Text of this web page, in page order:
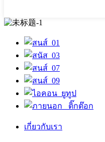
เกี่ยวกับเรา